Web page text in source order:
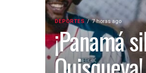
DEPORTES 7 horas ago
¡Panamá